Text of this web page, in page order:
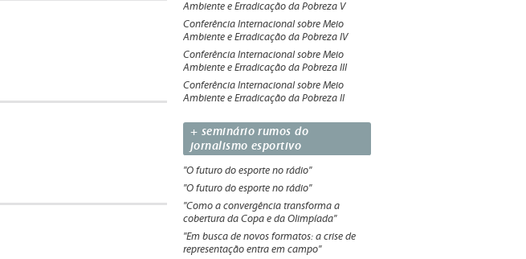
Ambiente e Erradicação da Pobreza V
Conferência Internacional sobre Meio
Ambiente e Erradicação da Pobreza IV
Conferência Internacional sobre Meio
Ambiente e Erradicação da Pobreza III
Conferência Internacional sobre Meio
Ambiente e Erradicação da Pobreza II
+ seminário rumos do
jornalismo esportivo
"O futuro do esporte no rádio"
"O futuro do esporte no rádio"
"Como a convergência transforma a
cobertura da Copa e da Olimpíada"
"Em busca de novos formatos: a crise de
representação entra em campo"